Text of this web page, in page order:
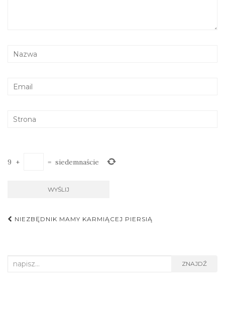
9 + = siedemnaście
NIEZBĘDNIK MAMY KARMIĄCEJ PIERSIĄ
Search for: ZNAJDŹ